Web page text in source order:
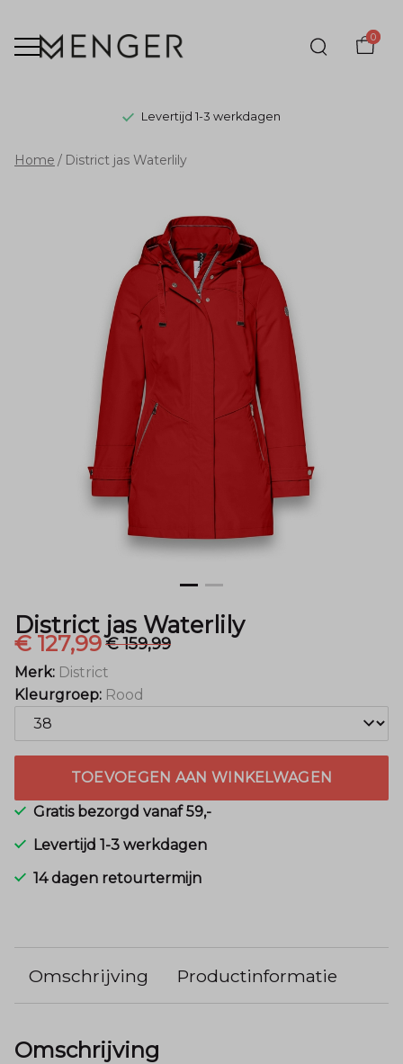
0
Levertijd 1-3 werkdagen
District
Waterlily
Menger
Mode
Home District jas Waterlily
District jas Waterlily
€ 127,99€ 159,99
Merk: District
Kleurgroep: Rood
TOEVOEGEN AAN WINKELWAGEN
Gratis bezorgd vanaf 59,-
Levertijd 1-3 werkdagen
14 dagen retourtermijn
Omschrijving Productinformatie
Omschrijving